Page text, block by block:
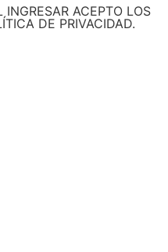
ACEPTO LOS
DE PRIVACIDAD.